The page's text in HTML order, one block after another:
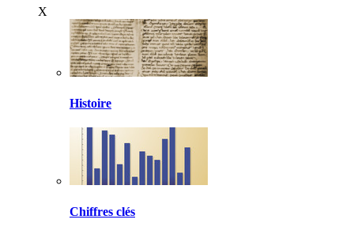
X
Histoire
Chiffres clés